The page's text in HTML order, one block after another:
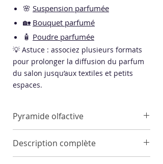
🌸 Suspension parfumée
🏡 Bouquet parfumé
🧴 Poudre parfumée
💡 Astuce : associez plusieurs formats
pour prolonger la diffusion du parfum
du salon jusqu’aux textiles et petits
espaces.
Pyramide olfactive
Rose, Ylang-ylang
Notes de cœur
Description complète